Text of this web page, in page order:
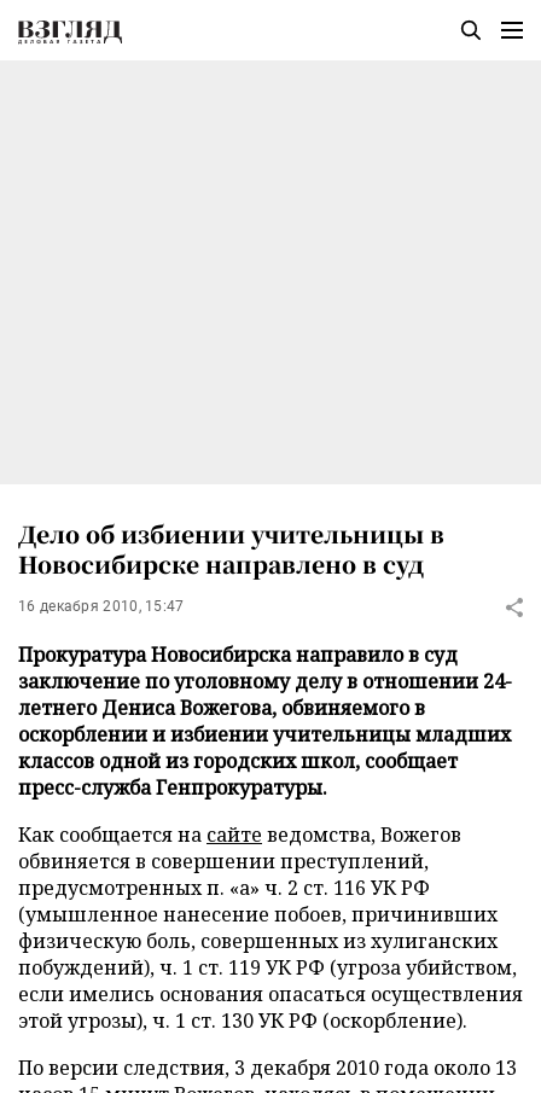
Дело об избиении учительницы в
Новосибирске направлено в суд
16 декабря 2010, 15:47
Прокуратура Новосибирска направило в суд
заключение по уголовному делу в отношении 24-
летнего Дениса Вожегова, обвиняемого в
оскорблении и избиении учительницы младших
классов одной из городских школ, сообщает
пресс-служба Генпрокуратуры.
Как сообщается на сайте ведомства, Вожегов
обвиняется в совершении преступлений,
предусмотренных п. «а» ч. 2 ст. 116 УК РФ
(умышленное нанесение побоев, причинивших
физическую боль, совершенных из хулиганских
побуждений), ч. 1 ст. 119 УК РФ (угроза убийством,
если имелись основания опасаться осуществления
этой угрозы), ч. 1 ст. 130 УК РФ (оскорбление).
По версии следствия, 3 декабря 2010 года около 13